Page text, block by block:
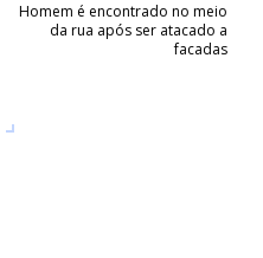
Homem é encontrado no meio
da rua após ser atacado a
facadas